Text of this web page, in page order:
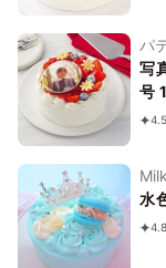
パ
写
号
水